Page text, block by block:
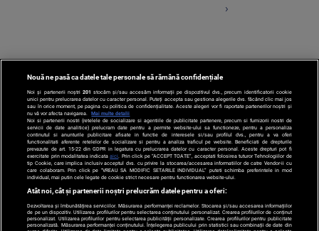
›
1
Nouă ne pasă ca datele tale personale să rămână confidențiale
Noi și partenerii noștri 201 stocăm și/sau accesăm informații pe dispozitivul dvs., precum identificatorii cookie
unici pentru prelucrarea datelor cu caracter personal. Puteți accepta sau gestiona alegerile dvs. făcând clic mai jos
sau în orice moment, pe pagina cu politica de confidențialitate. Aceste alegeri vor fi raportate partenerilor noștri și
nu vă vor afecta navigarea.
Mai multe detalii
Noi si partenerii nostri (retelele de socializare si agentiile de publicitate partenere, precum si furnizorii nostri de
servicii de date analitice) prelucram date pentru a permite website-ului sa functioneze, pentru a personaliza
continutul si anunturile publicitare afisate in functie de interesele si/sau profilul dvs., pentru a va oferi
functionalitati aferente retelelor de socializare si pentru a analiza traficul pe website. Beneficiati de drepturile
prevazute de art. 15-22 din GDPR in legatura cu prelucrarea datelor cu caracter personal. Aceste drepturi pot fi
exercitate prin modalitatea indicataaici . Prin click pe “ACCEPT TOATE”, acceptati folosirea tuturor Tehnologiilor de
tip Cookie, care implica inclusiv acceptul dvs. cu privire la stocarea/accesarea informatiilor de catre Vendor-ii cu
care colaboram. Prin click pe “VREAU SA MODIFIC SETARILE INDIVIDUAL” puteti schimba preferintele in mod
individual, mai putin cele legate de cookie strict necesare pentru functionarea website-ului.
Atât noi, cât și partenerii noștri prelucrăm datele pentru a oferi:
Dezvoltarea și îmbunătățirea serviciilor. Măsurarea performanței reclamelor. Stocarea și/sau accesarea informațiilor
de pe un dispozitiv. Utilizarea profilurilor pentru selectarea conținutului personalizat. Crearea profilurilor de conținut
personalizat. Utilizarea profilurilor pentru selectarea publicității personalizate. Crearea profilurilor pentru publicitate
personalizată. Măsurarea performanței conținutului. Înțelegerea publicului prin statistici sau combinații de date din